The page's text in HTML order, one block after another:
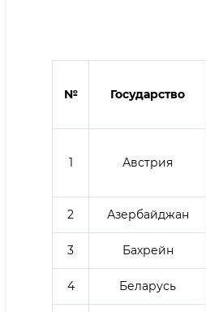
№ Государство
1 Австрия
2 Азербайджан
3 Бахрейн
4 Беларусь